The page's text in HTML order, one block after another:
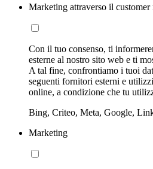
Marketing attraverso il customer
Con il tuo consenso, ti
esterne al nostro sito web e ti
A tal fine, confrontiamo i tuoi
seguenti fornitori esterni e
online, a condizione che tu
Bing, Criteo, Meta, Google,
Marketing